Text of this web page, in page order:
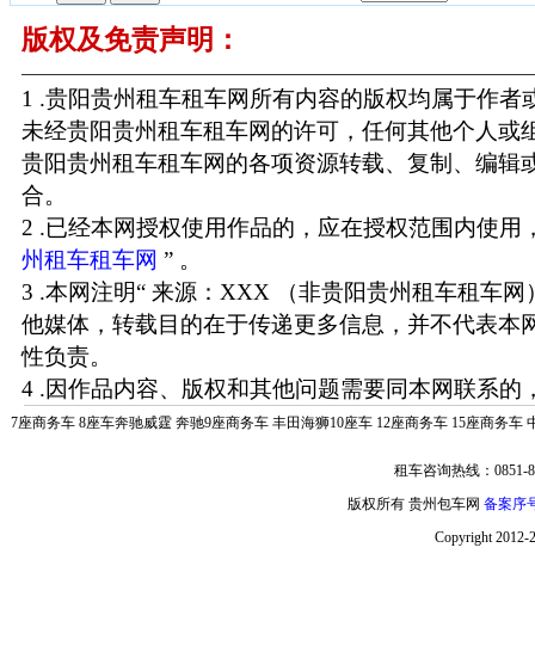
版权及免责声明：
1 .贵阳贵州租车租车网所有内容的版权均属于作者
未经贵阳贵州租车租车网的许可，任何其他个人或
贵阳贵州租车租车网的各项资源转载、复制、编辑
合。
2 .已经本网授权使用作品的，应在授权范围内使用
州租车租车网 ” 。
3 .本网注明“ 来源：XXX （非贵阳贵州租车租车网
他媒体，转载目的在于传递更多信息，并不代表本
性负责。
4 .因作品内容、版权和其他问题需要同本网联系的
7座商务车 8座车奔驰威霆 奔驰9座商务车 丰田海狮10座车 12座商务车 15座商务车
租车咨询热线：0851-
版权所有 贵州包车网 备案序
Copyright 2012-